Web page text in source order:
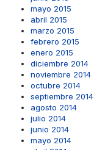
mayo 2015
abril 2015
marzo 2015
febrero 2015
enero 2015
diciembre 2014
noviembre 2014
octubre 2014
septiembre 2014
agosto 2014
julio 2014
junio 2014
mayo 2014